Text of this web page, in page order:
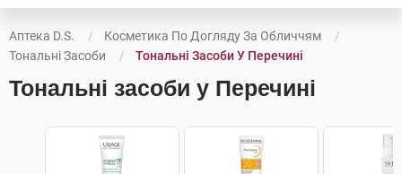
Аптека D.S.
Косметика По Догляду За Обличчям
Тональні Засоби
Тональні Засоби У Перечині
Тональні засоби у Перечині